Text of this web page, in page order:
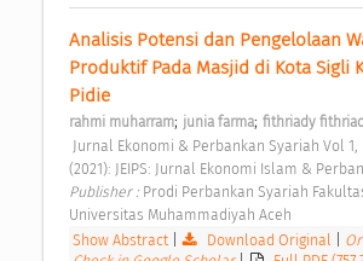
Analisis Potensi dan Pengelolaan
Produktif Pada Masjid di Kota Sigli
Pidie
rahmi muharram; junia farma; fithriady
(2021): JEIPS: Jurnal Ekonomi Islam &
Publisher : Prodi Perbankan Syariah
Universitas Muhammadiyah Aceh
Show Abstract
Download Original